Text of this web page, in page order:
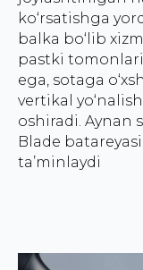
ko‘rsatishga
balka bo‘lib
pastki
ega, sotaga
vertikal
oshiradi. Aynan
Blade
ta’minlaydi